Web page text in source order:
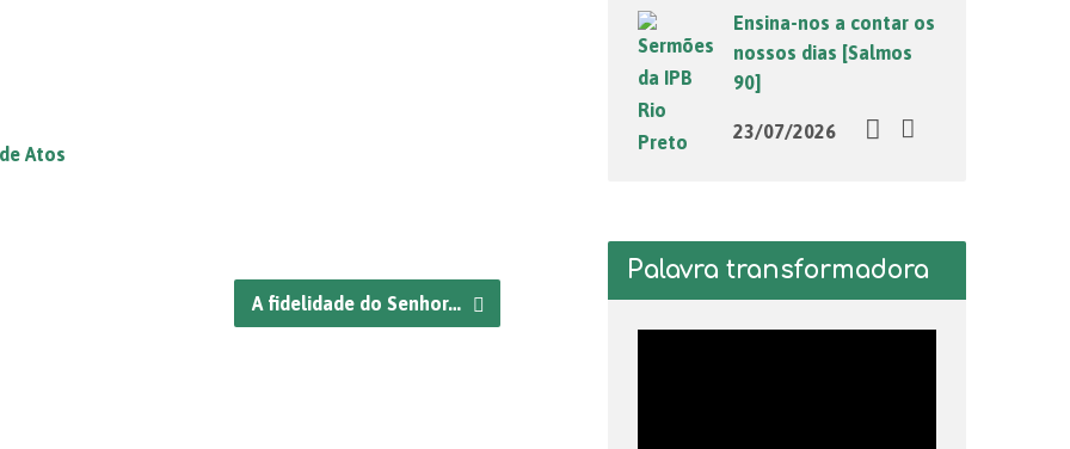
Atos
A fidelidade do Senhor…
Ensina-nos a contar os
nossos dias [Salmos
90]
23/07/2026
Palavra transformadora